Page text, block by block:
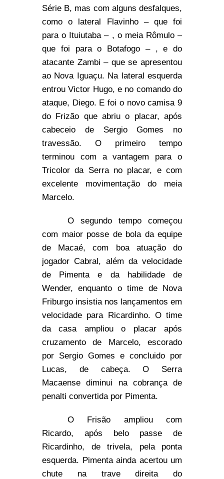
Série B, mas com alguns desfalques,
como o lateral Flavinho – que foi
para o Ituiutaba – , o meia Rômulo –
que foi para o Botafogo – , e do
atacante Zambi – que se apresentou
ao Nova Iguaçu. Na lateral esquerda
entrou Victor Hugo, e no comando do
ataque, Diego. E foi o novo camisa 9
do Frizão que abriu o placar, após
cabeceio de Sergio Gomes no
travessão. O primeiro tempo
terminou com a vantagem para o
Tricolor da Serra no placar, e com
excelente movimentação do meia
Marcelo.
O segundo tempo começou
com maior posse de bola da equipe
de Macaé, com boa atuação do
jogador Cabral, além da velocidade
de Pimenta e da habilidade de
Wender, enquanto o time de Nova
Friburgo insistia nos lançamentos em
velocidade para Ricardinho. O time
da casa ampliou o placar após
cruzamento de Marcelo, escorado
por Sergio Gomes e concluido por
Lucas, de cabeça. O Serra
Macaense diminui na cobrança de
penalti convertida por Pimenta.
O Frisão ampliou com
Ricardo, após belo passe de
Ricardinho, de trivela, pela ponta
esquerda. Pimenta ainda acertou um
chute na trave direita do